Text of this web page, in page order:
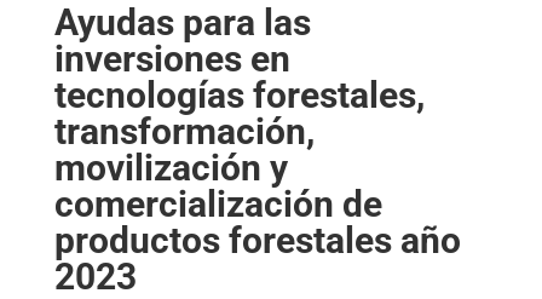
Ayudas para las
inversiones en
tecnologías forestales,
transformación,
movilización y
comercialización de
productos forestales año
2023